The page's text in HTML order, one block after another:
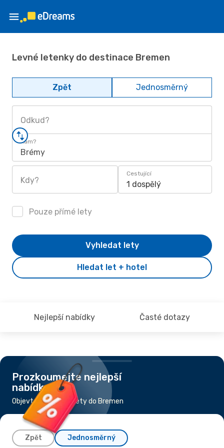
Levné letenky do destinace Bremen
Zpět Jednosměrný
Odkud?
Kam?
Brémy
Kdy?
Cestující
1 dospělý
Pouze přímé lety
Hledat let + hotel
Vyhledat lety
Nejlepší nabídky Časté dotazy
Prozkoumejte nejlepší
nabídky
Objevte nejlevnější lety do Bremen
Zpět Jednosměrný